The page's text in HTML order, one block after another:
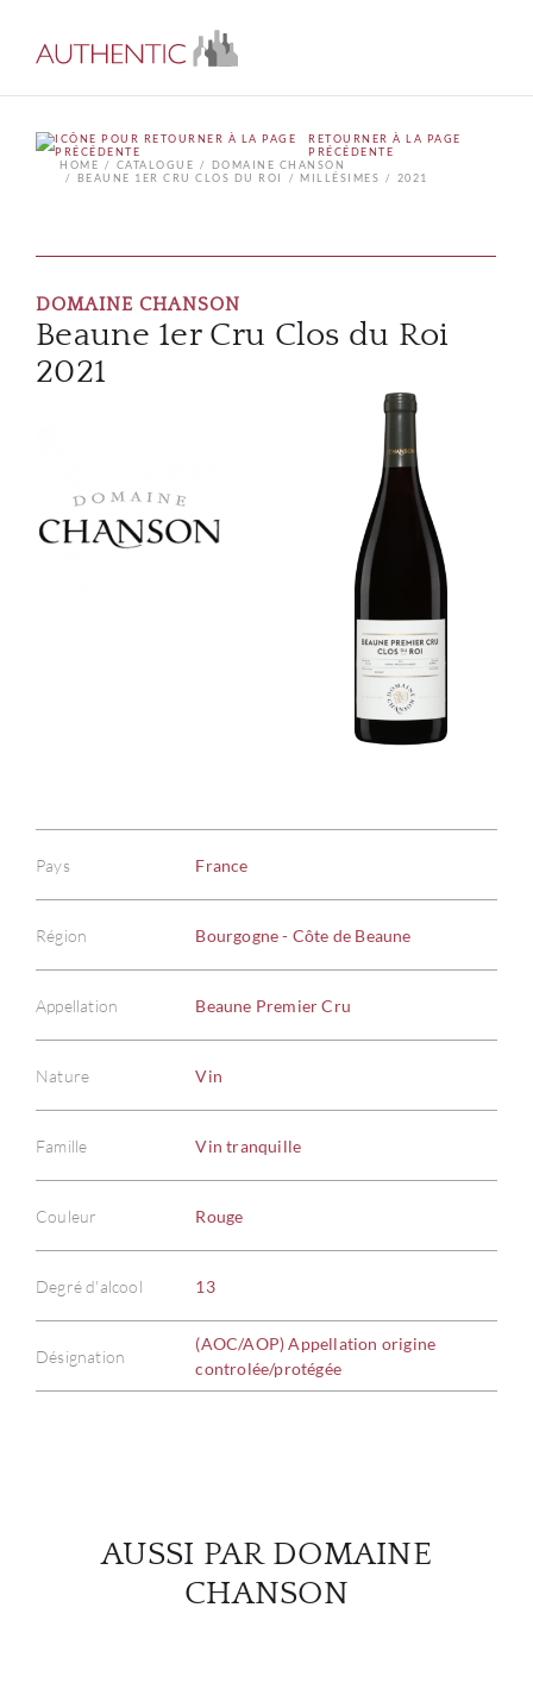
RETOURNER À LA PAGE
PRÉCÉDENTE
HOME
CATALOGUE
DOMAINE CHANSON
BEAUNE 1ER CRU CLOS DU ROI
MILLÉSIMES 2021
DOMAINE CHANSON
Beaune 1er Cru Clos du Roi
2021
Pays France
Région Bourgogne - Côte de Beaune
Appellation Beaune Premier Cru
Nature Vin
Famille Vin tranquille
Couleur Rouge
Degré d'alcool 13
Désignation
(AOC/AOP) Appellation origine
controlée/protégée
AUSSI PAR DOMAINE
CHANSON